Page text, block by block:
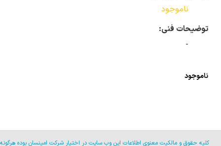
ناموجود
توضیحات فنی:
ناموجود
كليه حقوق و مالكيت معنوي اطلاعات اين وب سايت در اختيار شركت امينسان بوده هرگونه